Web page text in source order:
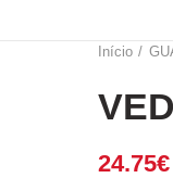
Início
24.75€